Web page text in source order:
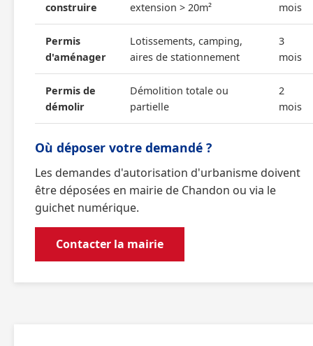
construire
extension > 20m²
mois
Permis
d'aménager
Lotissements, camping,
aires de stationnement
3
mois
Permis de
démolir
Démolition totale ou
partielle
2
mois
Où déposer votre demandé ?
Les demandes d'autorisation d'urbanisme doivent
être déposées en mairie de Chandon ou via le
guichet numérique.
Contacter la mairie